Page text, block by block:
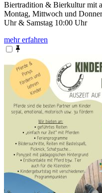
Biertradition & Bierkultur mit
Montag, Mittwoch und
Uhr & Samstag 10:00 Uhr
mehr erfahren